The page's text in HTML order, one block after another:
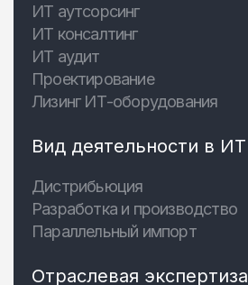
ИТ аутсорсинг
ИТ консалтинг
ИТ аудит
Проектирование
Лизинг ИТ-оборудования
Вид деятельности в ИТ
Дистрибьюция
Разработка и производство
Параллельный импорт
Отраслевая экспертиза